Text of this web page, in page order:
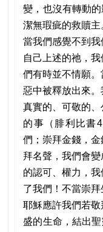
變，也沒有轉動
潔無瑕疵的救贖主
當我們感覺不到
自己上述的祂，
們有時並不情願
惡中被釋放出來
真實的、可敬的
的事（腓利比書
們；崇拜金錢，
拜名聲，我們會
的認可、權力，
了我們！不當崇拜
耶穌應許我們若
盛的生命，結出